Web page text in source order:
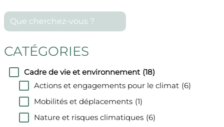
Que
cherchez-
?
CATÉGORIES
Cadre de vie et environnement (18)
Actions et engagements pour le climat (6)
Mobilités et déplacements (1)
Nature et risques climatiques (6)